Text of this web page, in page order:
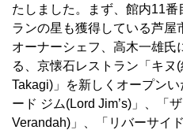
たしました。まず、館内11番
ランの星も獲得している芦
オーナーシェフ、高木一雄氏
る、京懐石レストラン「キヌ
Takagi)」を新しくオープン
ード ジム(Lord Jim’s)」、「
Verandah)」、「リバーサイ